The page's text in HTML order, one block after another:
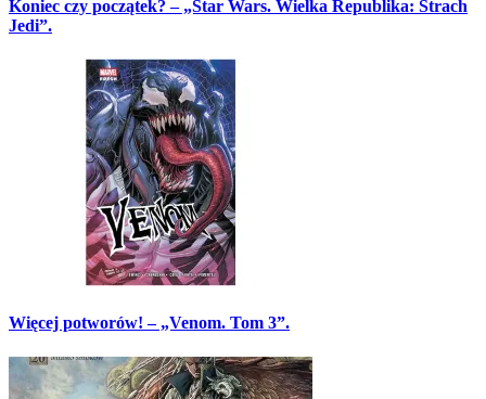
Koniec czy początek? – „Star Wars. Wielka Republika: Strach
Jedi”.
Więcej potworów! – „Venom. Tom 3”.